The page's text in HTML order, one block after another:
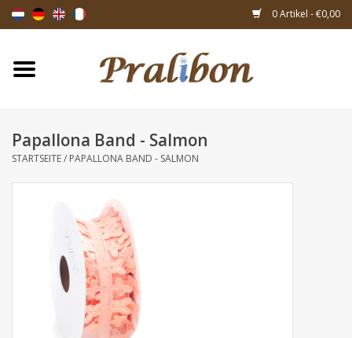
0 Artikel - €0,00
Startseite
Taschen & Beuteln
Bänder & Dekoration
Geschenksartikeln
Verpackungsmaterialien
Papallona Band - Salmon
STARTSEITE/ PAPALLONA BAND - SALMON